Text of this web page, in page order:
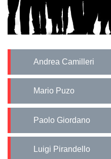
Andrea Camilleri
Mario Puzo
Paolo Giordano
Luigi Pirandello